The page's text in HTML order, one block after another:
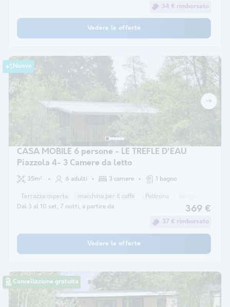
34 € rimborsato
Vedere le offerte
Nuovo
CASA MOBILE 6 persone - LE TREFLE D'EAU
Piazzola 4- 3 Camere da letto
35m² 6 adulti 3 camere 1 bagno
Terrazza coperta macchina per il caffè Poltrona
Dal 3 al 10 set, 7 notti, a partire da 369 €
37 € rimborsato
Vedere le offerte
Cancellazione gratuita